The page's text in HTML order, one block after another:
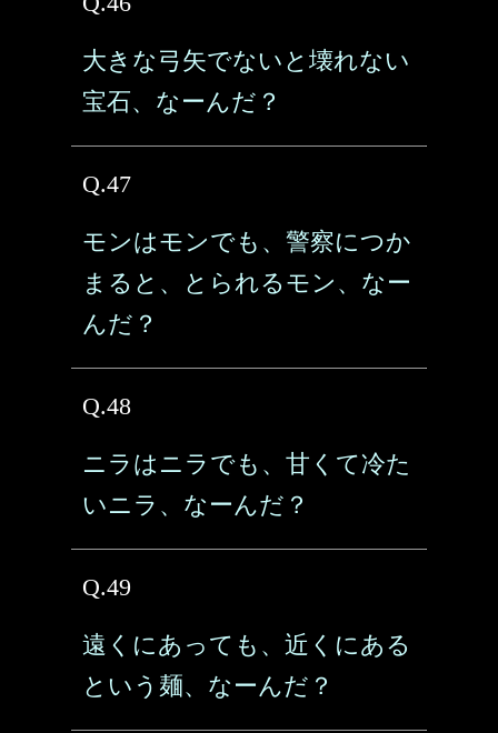
大きな弓矢でないと壊れない
宝石、なーんだ？
Q.47
モンはモンでも、警察につか
まると、とられるモン、なー
んだ？
Q.48
ニラはニラでも、甘くて冷た
いニラ、なーんだ？
Q.49
遠くにあっても、近くにある
という麺、なーんだ？